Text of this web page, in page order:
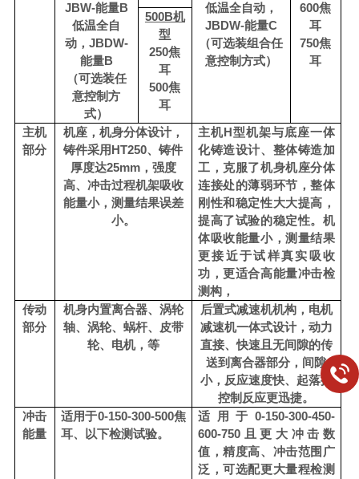
JBW-能量B
低温全自
动， JBDW-
能量B
（可选装任
意控制方
式）
低温全自动，
JBDW-能量C
（可选装组合任
意控制方式）
600焦
耳
750焦
耳
500B机
型
250焦
耳
500焦
耳
主机
部分
机座，机身分体设计，
铸件采用HT250、铸件
厚度达25mm，强度
高、冲击过程机架吸收
能量小，测量结果误差
小。
主机H型机架与底座一体
化铸造设计、整体铸造加
工，克服了机身机座分体
连接处的薄弱环节，整体
刚性和稳定性大大提高，
提高了试验的稳定性。机
体吸收能量小，测量结果
更接近于试样真实吸收
功 ，更适合高能量冲击检
测构，
传动
部分
机身内置离合器、涡轮
轴、涡轮、蜗杆、皮带
轮、电机，等
后置式减速机机构，电机
减速机一体式设计，动力
直接、快速且无间隙的传
送到离合器部分，间隙
小，反应速度快、起落摆
控制反应更迅捷。
冲击
能量
适用于0-150-300-500焦
耳、以下检测试验。
适用于 0-150-300-450-
600-750且更大冲击数
值，精度高、冲击范围广
泛，可选配更大量程检测